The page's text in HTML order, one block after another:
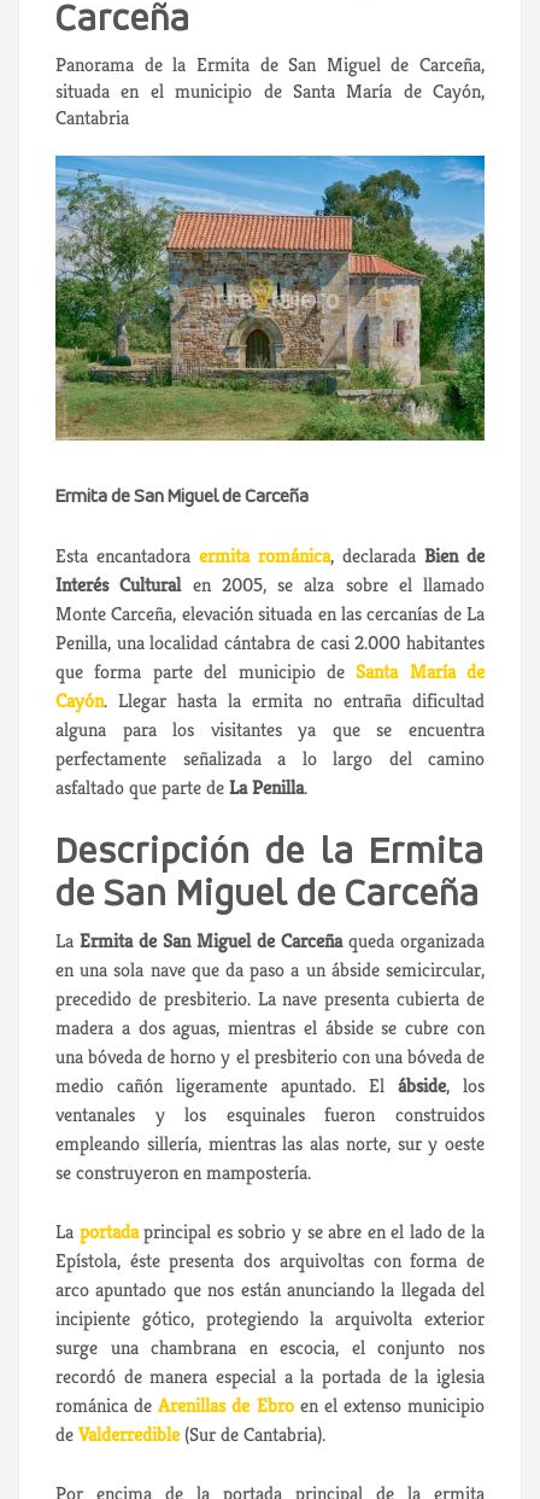
Carceña
Panorama de la Ermita de San Miguel de Carceña,
situada en el municipio de Santa María de Cayón,
Cantabria
Ermita de San Miguel de Carceña
Esta encantadora ermita románica, declarada Bien de
Interés Culturalen 2005, se alza sobre el llamado
Monte Carceña, elevación situada en las cercanías de La
Penilla, una localidad cántabra de casi 2.000 habitantes
que forma parte del municipio deSanta María de
Cayón. Llegar hasta la ermita no entraña dificultad
alguna para los visitantes ya que se encuentra
perfectamente señalizada a lo largo del camino
asfaltado que parte deLa Penilla.
Descripción de la Ermita
de San Miguel de Carceña
La Ermita de San Miguel de Carceñaqueda organizada
en una sola nave que da paso a un ábside semicircular,
precedido de presbiterio. La nave presenta cubierta de
madera a dos aguas, mientras el ábside se cubre con
una bóveda de horno y el presbiterio con una bóveda de
medio cañón ligeramente apuntado. El ábside, los
ventanales y los esquinales fueron construidos
empleando sillería, mientras las alas norte, sur y oeste
se construyeron en mampostería.
La portadaprincipal es sobrio y se abre en el lado de la
Epístola, éste presenta dos arquivoltas con forma de
arco apuntado que nos están anunciando la llegada del
incipiente gótico, protegiendo la arquivolta exterior
surge una chambrana en escocia, el conjunto nos
recordó de manera especial a la portada de la iglesia
románica deArenillas de Ebroen el extenso municipio
deValderredible(Sur de Cantabria).